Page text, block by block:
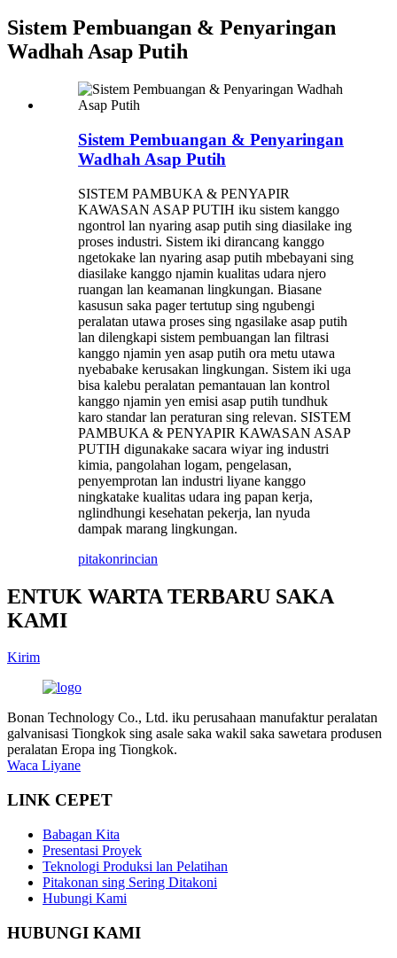
Sistem Pembuangan & Penyaringan
Wadhah Asap Putih
Sistem Pembuangan & Penyaringan
Wadhah Asap Putih
SISTEM PAMBUKA & PENYAPIR
KAWASAN ASAP PUTIH iku sistem kanggo
ngontrol lan nyaring asap putih sing diasilake ing
proses industri. Sistem iki dirancang kanggo
ngetokake lan nyaring asap putih mbebayani sing
diasilake kanggo njamin kualitas udara njero
ruangan lan keamanan lingkungan. Biasane
kasusun saka pager tertutup sing ngubengi
peralatan utawa proses sing ngasilake asap putih
lan dilengkapi sistem pembuangan lan filtrasi
kanggo njamin yen asap putih ora metu utawa
nyebabake kerusakan lingkungan. Sistem iki uga
bisa kalebu peralatan pemantauan lan kontrol
kanggo njamin yen emisi asap putih tundhuk
karo standar lan peraturan sing relevan. SISTEM
PAMBUKA & PENYAPIR KAWASAN ASAP
PUTIH digunakake sacara wiyar ing industri
kimia, pangolahan logam, pengelasan,
penyemprotan lan industri liyane kanggo
ningkatake kualitas udara ing papan kerja,
nglindhungi kesehatan pekerja, lan nyuda
dampak marang lingkungan.
pitakonrincian
ENTUK WARTA TERBARU SAKA
KAMI
Kirim
Bonan Technology Co., Ltd. iku perusahaan manufaktur peralatan
galvanisasi Tiongkok sing asale saka wakil saka sawetara produsen
peralatan Eropa ing Tiongkok.
Waca Liyane
LINK CEPET
Babagan Kita
Presentasi Proyek
Teknologi Produksi lan Pelatihan
Pitakonan sing Sering Ditakoni
Hubungi Kami
HUBUNGI KAMI